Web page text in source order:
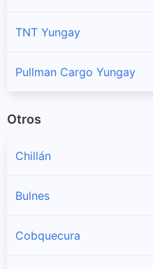
TNT Yungay
Pullman Cargo Yungay
Otros
Chillán
Bulnes
Cobquecura